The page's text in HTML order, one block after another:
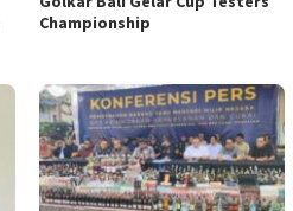
Championship